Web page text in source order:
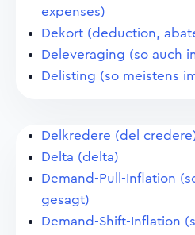
expenses)
Dekort (deduction,
Deleveraging (so auch
Delisting (so meistens
Delkredere (del
Delta (delta)
Demand-Pull-Inflation
gesagt)
Demand-Shift-Inflation